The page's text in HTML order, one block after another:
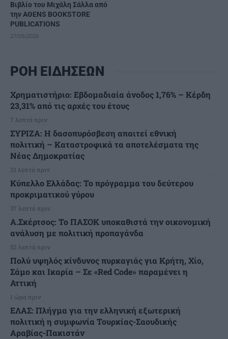
Βιβλίο του Μιχάλη Σάλλα από
την AΘENS BOOKSTORE
PUBLICATIONS
27/05/2026
ΡΟΗ ΕΙΔΗΣΕΩΝ
Χρηματιστήριο: Εβδομαδιαία άνοδος 1,76% – Κέρδη
23,31% από τις αρχές του έτους
7 λεπτά πριν
ΣΥΡΙΖΑ: Η δασοπυρόσβεση απαιτεί εθνική
πολιτική – Καταστροφικά τα αποτελέσματα της
Νέας Δημοκρατίας
21 λεπτά πριν
Κύπελλο Ελλάδας: Το πρόγραμμα του δεύτερου
προκριματικού γύρου
37 λεπτά πριν
Α.Σκέρτσος: Το ΠΑΣΟΚ υποκαθιστά την οικονομική
ανάλυση με πολιτική προπαγάνδα
52 λεπτά πριν
Πολύ υψηλός κίνδυνος πυρκαγιάς για Κρήτη, Χίο,
Σάμο και Ικαρία – Σε «Red Code» παραμένει η
Αττική
1 ώρα πριν
ΕΛΑΣ: Πλήγμα για την ελληνική εξωτερική
πολιτική η συμφωνία Τουρκίας-Σαουδικής
Αραβίας-Πακιστάν